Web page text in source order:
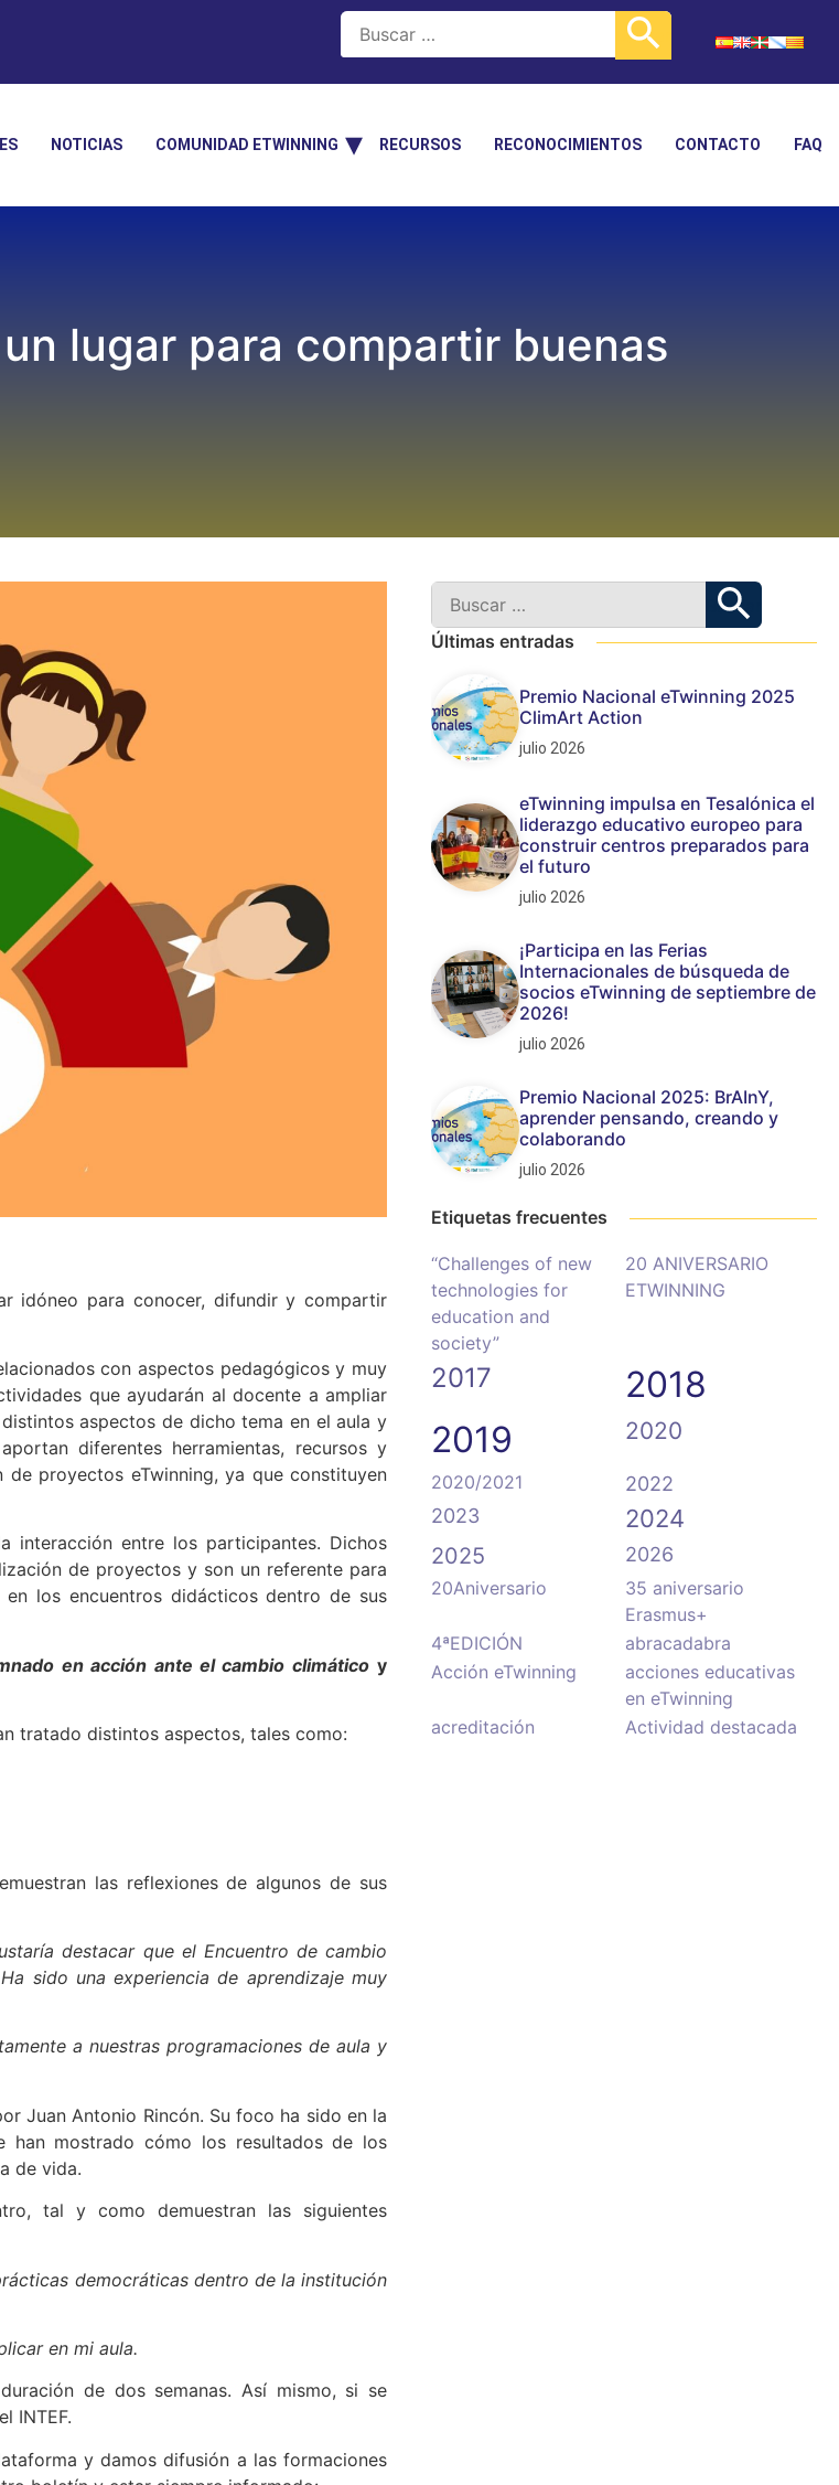
NOTICIAS COMUNIDAD ETWINNING RECURSOS RECONOCIMIENTOS CONTACTO FAQ
lugar para compartir buenas
idóneo para conocer, difundir y compartir
con aspectos pedagógicos y muy
que ayudarán al docente a ampliar
aspectos de dicho tema en el aula y
diferentes herramientas, recursos y
proyectos eTwinning, ya que constituyen
interacción entre los participantes. Dichos
de proyectos y son un referente para
los encuentros didácticos dentro de sus
en acción ante el cambio climático y
tratado distintos aspectos, tales como:
las reflexiones de algunos de sus
destacar que el Encuentro de cambio
sido una experiencia de aprendizaje muy
a nuestras programaciones de aula y
Juan Antonio Rincón. Su foco ha sido en la
han mostrado cómo los resultados de los
de vida.
tal y como demuestran las siguientes
democráticas dentro de la institución
en mi aula.
de dos semanas. Así mismo, si se
INTEF.
y damos difusión a las formaciones
Últimas entradas
Premio Nacional eTwinning 2025
ClimArt Action
julio 2026
eTwinning impulsa en Tesalónica el
liderazgo educativo europeo para
construir centros preparados para
el futuro
julio 2026
¡Participa en las Ferias
Internacionales de búsqueda de
socios eTwinning de septiembre de
2026!
julio 2026
Premio Nacional 2025: BrAInY,
aprender pensando, creando y
colaborando
julio 2026
Etiquetas frecuentes
“Challenges of new
technologies for
education and
society”
20 ANIVERSARIO
ETWINNING
2017
2018
2019
2020
2020/2021
2022
2023
2024
2025 2026
20Aniversario
35 aniversario
Erasmus+
4ªEDICIÓN
abracadabra
Acción eTwinning
acciones educativas
en eTwinning
acreditación
Actividad destacada